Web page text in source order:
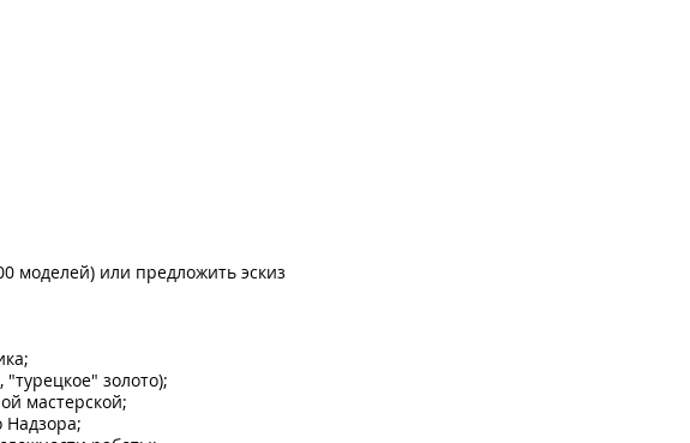
моделей) или предложить эскиз
золото);
мастерской;
Надзора;